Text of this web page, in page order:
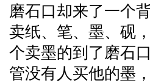
磨石口却来了一个
卖纸、笔、墨、砚
个卖墨的到了磨石
管没有人买他的墨